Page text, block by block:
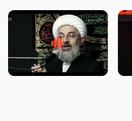
محدث زاده
زیارتی که اسباب رزق زیاد و عمر
طولانی است حجت السلام حسین